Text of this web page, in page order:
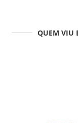
QUEM VIU